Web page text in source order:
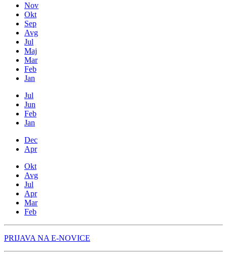
Nov
Okt
Sep
Avg
Jul
Maj
Mar
Feb
Jan
Jul
Jun
Feb
Jan
Dec
Apr
Okt
Avg
Jul
Apr
Mar
Feb
PRIJAVA NA E-NOVICE